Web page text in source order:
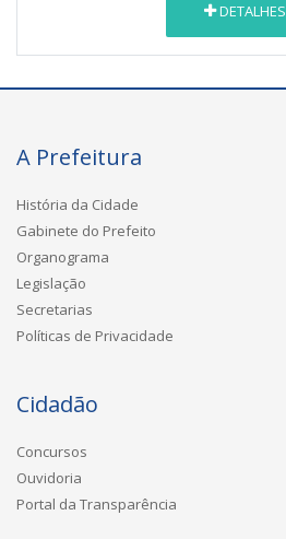
DETALHES
A Prefeitura
História da Cidade
Gabinete do Prefeito
Organograma
Legislação
Secretarias
Políticas de Privacidade
Cidadão
Concursos
Ouvidoria
Portal da Transparência